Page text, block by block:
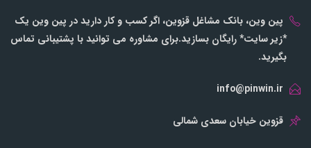
پین وین، بانک مشاغل قزوین، اگر کسب و کار دارید در پین وین یک
*زیر سایت* رایگان بسازید.برای مشاوره می توانید با پشتیبانی تماس
بگیرید.
info@pinwin.ir
قزوین خیابان سعدی شمالی